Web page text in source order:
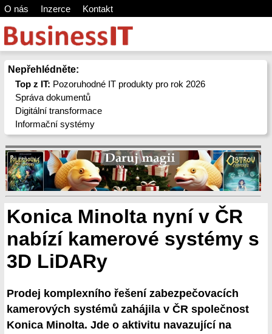
O nás Inzerce Kontakt
Nepřehlédněte:
Top z IT: Pozoruhodné IT produkty pro rok 2026
Správa dokumentů
Digitální transformace
Informační systémy
Konica Minolta nyní v ČR
nabízí kamerové systémy s
3D LiDARy
Prodej komplexního řešení zabezpečovacích
kamerových systémů zahájila v ČR společnost
Konica Minolta. Jde o aktivitu navazující na